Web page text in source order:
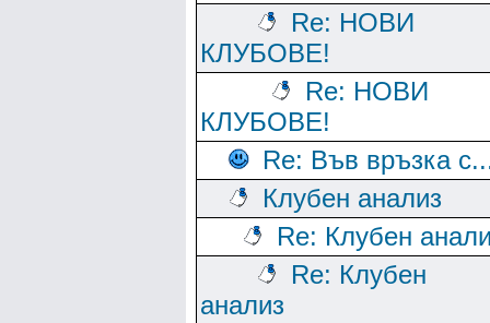
Re: НОВИ
КЛУБОВЕ!
Re: НОВИ
КЛУБОВЕ!
Re: Във връзка
Клубен анализ
Re: Клубен
Re: Клубен
анализ